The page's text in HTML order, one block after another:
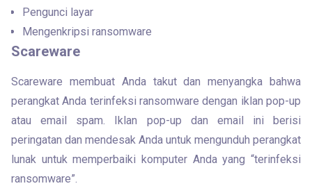
Pengunci layar
Mengenkripsi ransomware
Scareware
Scareware membuat Anda takut dan menyangka bahwa
perangkat Anda terinfeksi ransomware dengan iklan pop-up
atau email spam. Iklan pop-up dan email ini berisi
peringatan dan mendesak Anda untuk mengunduh perangkat
lunak untuk memperbaiki komputer Anda yang “terinfeksi
ransomware”.